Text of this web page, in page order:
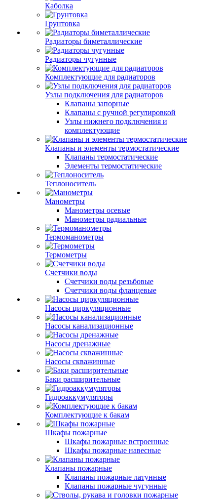
Каболка
Грунтовка
Радиаторы биметаллические
Радиаторы чугунные
Комплектующие для радиаторов
Узлы подключения для радиаторов
Клапаны запорные
Клапаны с ручной регулировкой
Узлы нижнего подключения и
комплектующие
Клапаны и элементы термостатические
Клапаны термостатические
Элементы термостатические
Теплоноситель
Манометры
Манометры осевые
Манометры радиальные
Термоманометры
Термометры
Счетчики воды
Счетчики воды резьбовые
Счетчики воды фланцевые
Насосы циркуляционные
Насосы канализационные
Насосы дренажные
Насосы скважинные
Баки расширительные
Гидроаккумуляторы
Комплектующие к бакам
Шкафы пожарные
Шкафы пожарные встроенные
Шкафы пожарные навесные
Клапаны пожарные
Клапаны пожарные латунные
Клапаны пожарные чугунные